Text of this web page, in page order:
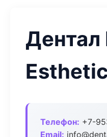
Esthetic
Телефон: +7-
Email: